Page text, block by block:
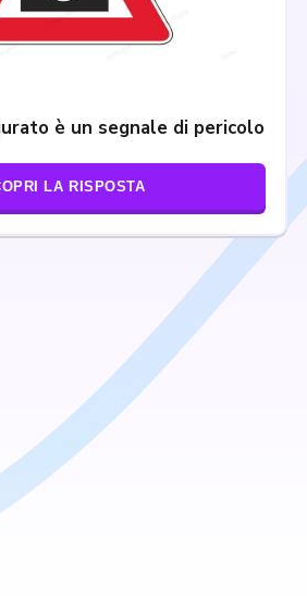
è un segnale di pericolo
LA RISPOSTA